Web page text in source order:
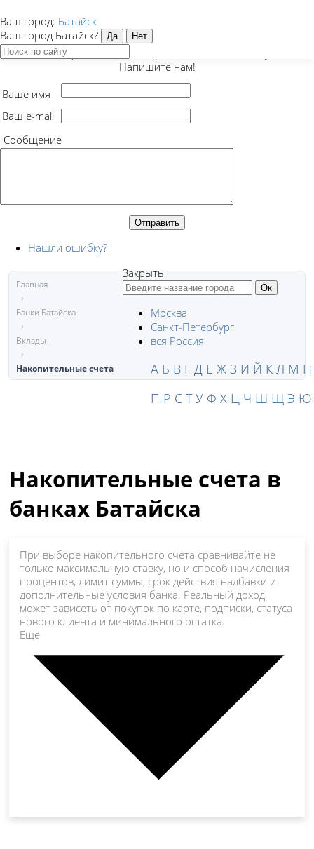
Есть предложение, вопрос или нашли ошибку?
Напишите нам!
Ваше имя
Ваш e-mail
Сообщение
Нашли ошибку?
Ваш город: Батайск
Ваш город Батайск?
Закрыть
Москва
Санкт-Петербург
вся Россия
А Б В Г Д Е Ж З И Й К Л М Н
П Р С Т У Ф Х Ц Ч Ш Щ Э Ю
Главная
Банки Батайска
Вклады
Накопительные счета
Накопительные счета в
банках Батайска
При выборе накопительного счета сравнивайте не
только максимальную ставку, но и способ начисления
процентов, лимит суммы, срок действия надбавки и
дополнительные условия банка. Реальный доход
может зависеть от покупок по карте, подписки, статуса
нового клиента и минимального остатка.
Ещё